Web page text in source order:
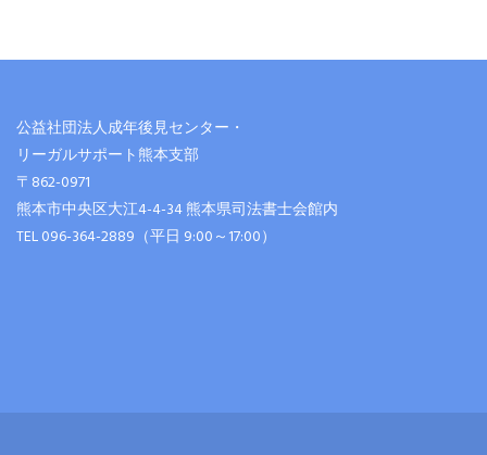
公益社団法人成年後見センター・
リーガルサポート熊本支部
〒862-0971
熊本市中央区大江4-4-34 熊本県司法書士会館内
TEL 096-364-2889（平日 9:00～17:00）